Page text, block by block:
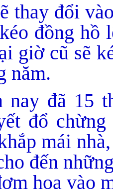
thay đổi
đồng hồ
giờ cũ sẽ
năm.
nay đã 15
đổ
mái
đến
hoa vào